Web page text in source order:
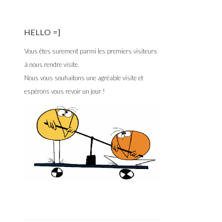
HELLO =]
Vous êtes surement parmi les premiers visiteurs
à nous rendre visite.
Nous vous souhaitons une agréable visite et
espérons vous revoir un jour !